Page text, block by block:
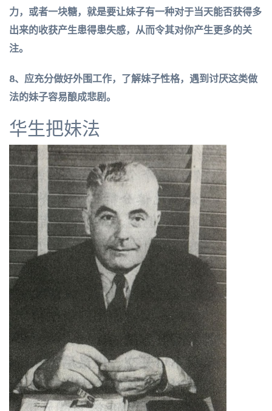
力，或者一块糖，就是要让妹子有一种对于当天能否获得多
出来的收获产生患得患失感，从而令其对你产生更多的关
注。
8、应充分做好外围工作，了解妹子性格，遇到讨厌这类做
法的妹子容易酿成悲剧。
华生把妹法